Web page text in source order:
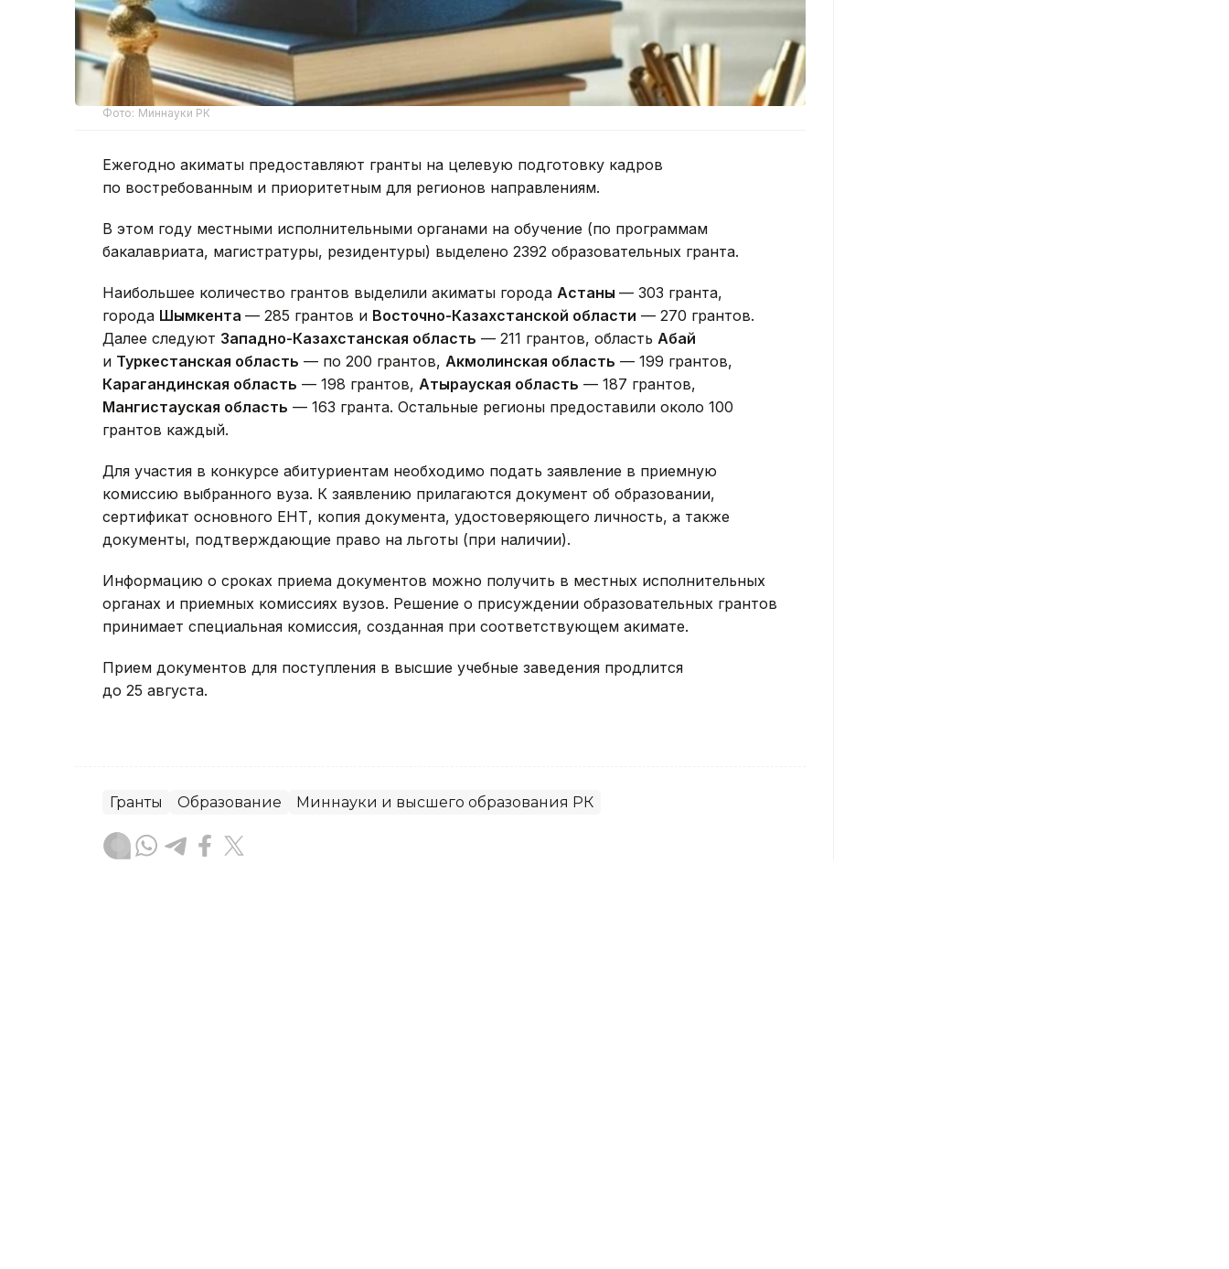
Фото: Миннауки РК
Ежегодно акиматы предоставляют гранты на целевую подготовку кадров
по востребованным и приоритетным для регионов направлениям.
В этом году местными исполнительными органами на обучение (по программам
бакалавриата, магистратуры, резидентуры) выделено 2392 образовательных гранта.
Наибольшее количество грантов выделили акиматы города Астаны — 303 гранта,
города Шымкента — 285 грантов и Восточно-Казахстанской области — 270 грантов.
Далее следуют Западно-Казахстанская область — 211 грантов, область Абай
и Туркестанская область — по 200 грантов, Акмолинская область — 199 грантов,
Карагандинская область — 198 грантов, Атырауская область — 187 грантов,
Мангистауская область — 163 гранта. Остальные регионы предоставили около 100
грантов каждый.
Для участия в конкурсе абитуриентам необходимо подать заявление в приемную
комиссию выбранного вуза. К заявлению прилагаются документ об образовании,
сертификат основного ЕНТ, копия документа, удостоверяющего личность, а также
документы, подтверждающие право на льготы (при наличии).
Информацию о сроках приема документов можно получить в местных исполнительных
органах и приемных комиссиях вузов. Решение о присуждении образовательных грантов
принимает специальная комиссия, созданная при соответствующем акимате.
Прием документов для поступления в высшие учебные заведения продлится
до 25 августа.
Гранты Образование Миннауки и высшего образования РК